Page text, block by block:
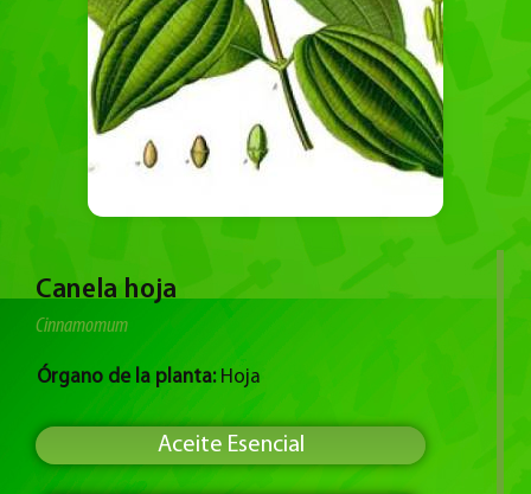
Canela hoja
Cinnamomum
Órgano de la planta: Hoja
Aceite Esencial